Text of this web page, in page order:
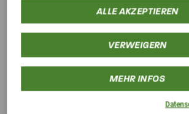
ALLE AKZEPTIEREN
VERWEIGERN
MEHR INFOS